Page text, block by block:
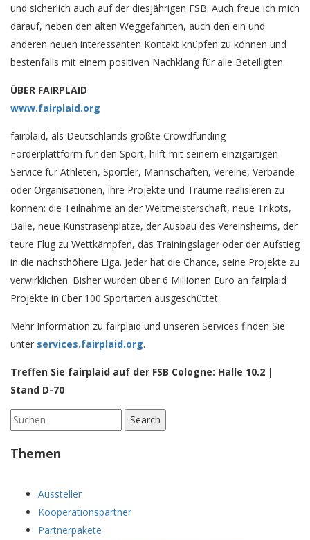
und sicherlich auch auf der diesjährigen FSB. Auch freue ich mich
darauf, neben den alten Weggefährten, auch den ein und
anderen neuen interessanten Kontakt knüpfen zu können und
bestenfalls mit einem positiven Nachklang für alle Beteiligten.
ÜBER FAIRPLAID
www.fairplaid.org
fairplaid, als Deutschlands größte Crowdfunding
Förderplattform für den Sport, hilft mit seinem einzigartigen
Service für Athleten, Sportler, Mannschaften, Vereine, Verbände
oder Organisationen, ihre Projekte und Träume realisieren zu
können: die Teilnahme an der Weltmeisterschaft, neue Trikots,
Bälle, neue Kunstrasenplätze, der Ausbau des Vereinsheims, der
teure Flug zu Wettkämpfen, das Trainingslager oder der Aufstieg
in die nächsthöhere Liga. Jeder hat die Chance, seine Projekte zu
verwirklichen. Bisher wurden über 6 Millionen Euro an fairplaid
Projekte in über 100 Sportarten ausgeschüttet.
Mehr Information zu fairplaid und unseren Services finden Sie
unter services.fairplaid.org.
Treffen Sie fairplaid auf der FSB Cologne: Halle 10.2 |
Stand D-70
Search
for:
Themen
Aussteller
Kooperationspartner
Partnerpakete